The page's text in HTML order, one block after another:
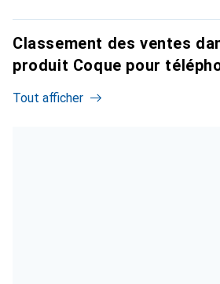
Classement des ventes
produit Coque pour
Tout afficher